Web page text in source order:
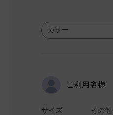
カラー
全て
ご利用者様
サイズ
その